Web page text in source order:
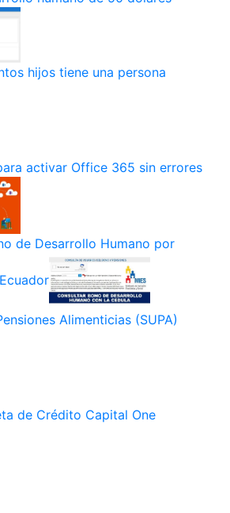
hijos tiene una persona
activar Office 365 sin errores
de Desarrollo Humano por
Alimenticias (SUPA)
de Crédito Capital One